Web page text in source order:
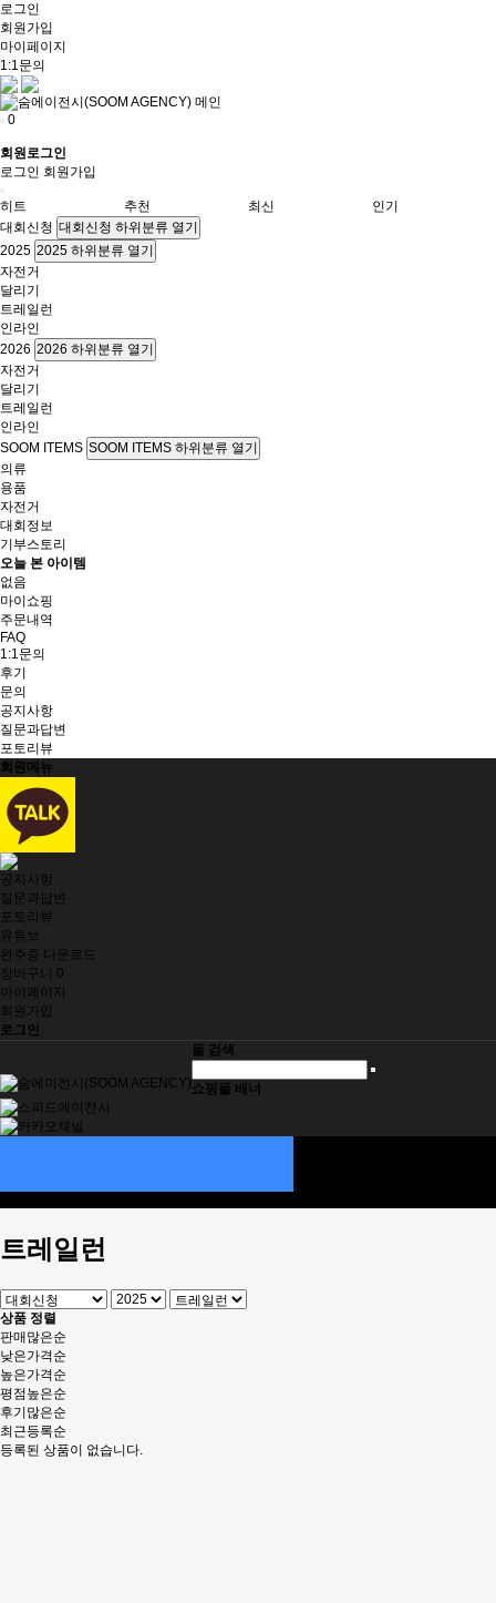
로그인
회원가입
마이페이지
1:1문의
0
회원로그인
로그인 회원가입
히트 추천 최신
인기
대회신청 대회신청 하위분류 열기
2025 2025 하위분류 열기
자전거
달리기
트레일런
인라인
2026 2026 하위분류 열기
자전거
달리기
트레일런
인라인
SOOM ITEMS SOOM ITEMS 하위분류 열기
의류
용품
자전거
대회정보
기부스토리
오늘 본 아이템
없음
마이쇼핑
주문내역
FAQ
1:1문의
후기
문의
공지사항
질문과답변
포토리뷰
회원메뉴
공지사항
질문과답변
포토리뷰
유튜브
완주증 다운로드
장바구니
0
마이페이지
회원가입
로그인
몰 검색
쇼핑몰 배너
트레일런
상품 정렬
판매많은순
낮은가격순
높은가격순
평점높은순
후기많은순
최근등록순
등록된 상품이 없습니다.